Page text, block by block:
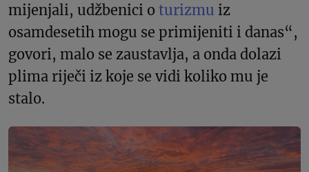
mijenjali, udžbenici o turizmu iz
osamdesetih mogu se primijeniti i danas“,
govori, malo se zaustavlja, a onda dolazi
plima riječi iz koje se vidi koliko mu je
stalo.